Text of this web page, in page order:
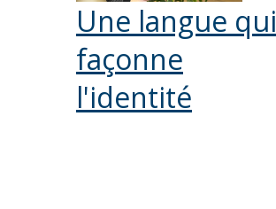
Une langue qui
façonne
l'identité